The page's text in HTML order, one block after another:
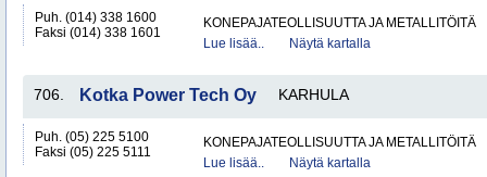
Puh. (014) 338 1600
Faksi (014) 338 1601
KONEPAJATEOLLISUUTTA JA METALLITÖITÄ
Lue lisää..
Näytä kartalla
706. Kotka Power Tech Oy KARHULA
Puh. (05) 225 5100
Faksi (05) 225 5111
KONEPAJATEOLLISUUTTA JA METALLITÖITÄ
Lue lisää..
Näytä kartalla